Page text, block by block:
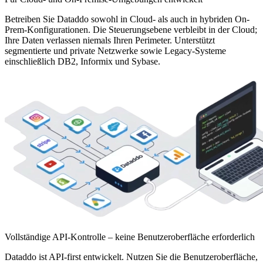
Betreiben Sie Dataddo sowohl in Cloud- als auch in hybriden On-
Prem-Konfigurationen. Die Steuerungsebene verbleibt in der Cloud;
Ihre Daten verlassen niemals Ihren Perimeter. Unterstützt
segmentierte und private Netzwerke sowie Legacy-Systeme
einschließlich DB2, Informix und Sybase.
Vollständige API-Kontrolle – keine Benutzeroberfläche erforderlich
Dataddo ist API-first entwickelt. Nutzen Sie die Benutzeroberfläche,